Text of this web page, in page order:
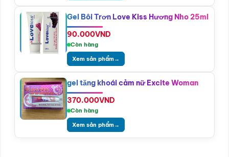
Gel Bôi Trơn Love Kiss Hương Nho 25ml
90.000VND
Còn hàng
Xem sản phẩm→
gel tăng khoái cảm nữ Excite Woman
370.000VND
Còn hàng
Xem sản phẩm→